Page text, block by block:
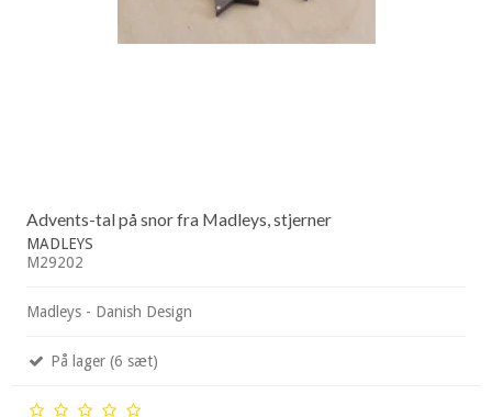
Advents-tal på snor fra Madleys, stjerner
MADLEYS
M29202
Madleys - Danish Design
På lager (6 sæt)